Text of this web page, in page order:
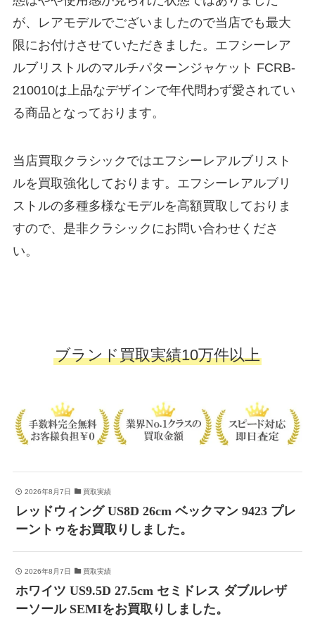
が、レアモデルでございましたので当店でも最大
限にお付けさせていただきました。エフシーレア
ルブリストルのマルチパターンジャケット FCRB-
210010は上品なデザインで年代問わず愛されてい
る商品となっております。
当店買取クラシックではエフシーレアルブリスト
ルを買取強化しております。エフシーレアルブリ
ストルの多種多様なモデルを高額買取しておりま
すので、是非クラシックにお問い合わせくださ
い。
ブランド買取実績10万件以上
2026年8月7日 買取実績
レッドウィング US8D 26cm ベックマン 9423 プレ
ーントゥをお買取りしました。
2026年8月7日 買取実績
ホワイツ US9.5D 27.5cm セミドレス ダブルレザ
ーソール SEMIをお買取りしました。